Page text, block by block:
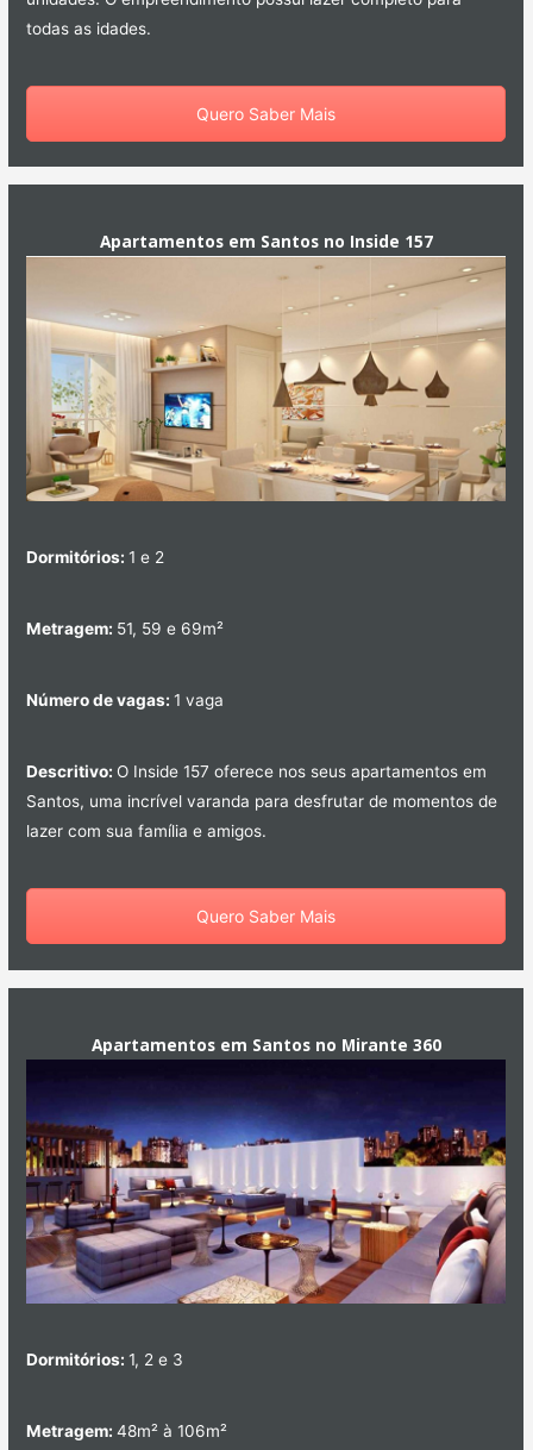
todas as idades.
Quero Saber Mais
Apartamentos em Santos no Inside 157
Dormitórios: 1 e 2
Metragem: 51, 59 e 69m²
Número de vagas: 1 vaga
Descritivo: O Inside 157 oferece nos seus apartamentos em
Santos, uma incrível varanda para desfrutar de momentos de
lazer com sua família e amigos.
Quero Saber Mais
Apartamentos em Santos no Mirante 360
Dormitórios: 1, 2 e 3
Metragem: 48m² à 106m²